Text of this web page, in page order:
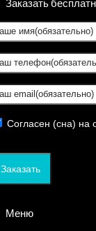
Заказать
Согласен (сна) на
Заказать
Меню